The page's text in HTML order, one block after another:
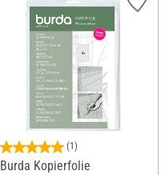
(1)
Burda Kopierfolie